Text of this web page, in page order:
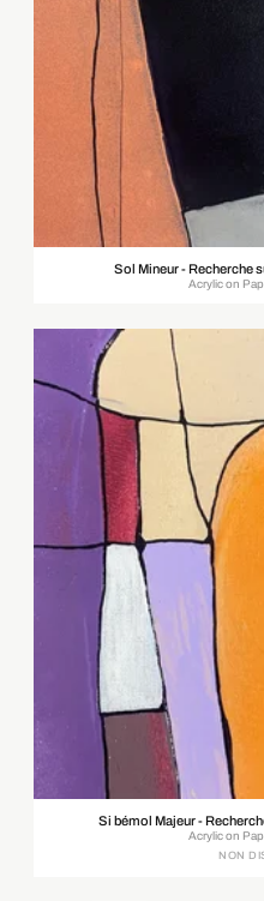
Sol Mineur - Recherche
Acrylic on
Si bémol Majeur -
Acrylic on
NON